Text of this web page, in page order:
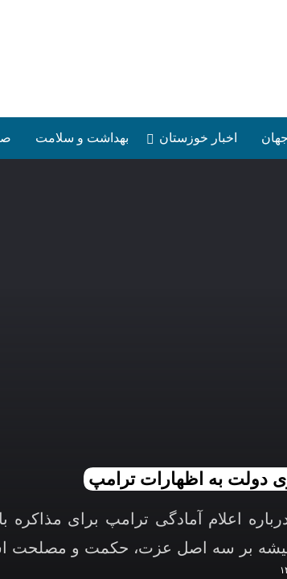
جهان اخبار خوزستان بهداشت و سلامت
دولت به اظهارات ترامپ
اعلام آمادگی ترامپ برای
بر سه اصل عزت، حکمت و مصلحت